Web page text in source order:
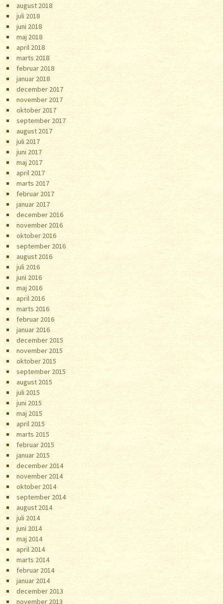
august 2018
juli 2018
juni 2018
maj 2018
april 2018
marts 2018
februar 2018
januar 2018
december 2017
november 2017
oktober 2017
september 2017
august 2017
juli 2017
juni 2017
maj 2017
april 2017
marts 2017
februar 2017
januar 2017
december 2016
november 2016
oktober 2016
september 2016
august 2016
juli 2016
juni 2016
maj 2016
april 2016
marts 2016
februar 2016
januar 2016
december 2015
november 2015
oktober 2015
september 2015
august 2015
juli 2015
juni 2015
maj 2015
april 2015
marts 2015
februar 2015
januar 2015
december 2014
november 2014
oktober 2014
september 2014
august 2014
juli 2014
juni 2014
maj 2014
april 2014
marts 2014
februar 2014
januar 2014
december 2013
november 2013